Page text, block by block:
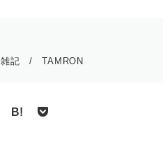
雑記 /TAMRON
B!